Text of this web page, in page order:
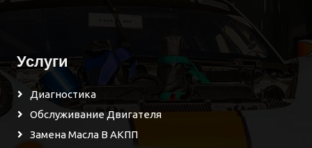
Услуги
Диагностика
Обслуживание Двигателя
Замена Масла В АКПП